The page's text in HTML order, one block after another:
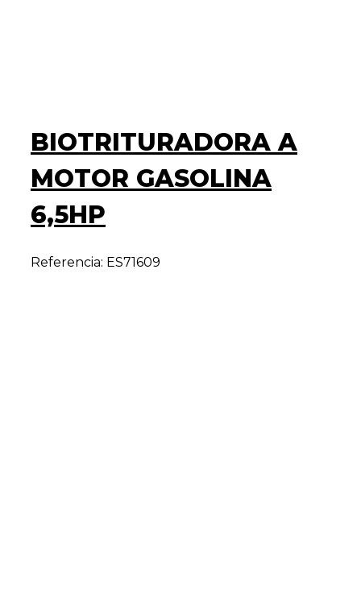
BIOTRITURADORA A
MOTOR GASOLINA
6,5HP
Referencia: ES71609